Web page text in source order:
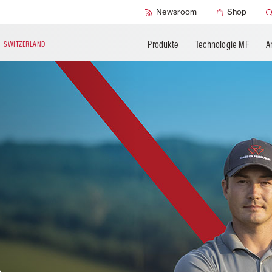
Newsroom Shop
SWITZERLAND Produkte Technologie MF